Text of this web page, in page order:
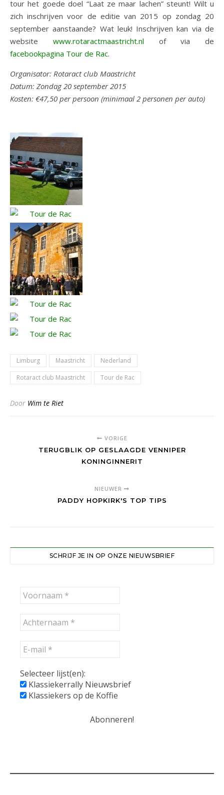
tour het goede doel “Laat ze maar lachen” steunt! Wilt u
zich inschrijven voor de editie van 2015 op zondag 20
september aanstaande? Wat leuk! Inschrijven kan via de
website www.rotaractmaastricht.nl
of via de
facebookpagina Tour de Rac.
Organisator: Rotaract club Maastricht
Datum: Zondag 20 september 2015
Kosten: €47,50 per persoon (minimaal 2 personen per auto)
Limburg Maastricht
Nederland
Rotaract club Maastricht
Tour de Rac
Door Wim te Riet
VORIGE
TERUGBLIK OP GESLAAGDE VENNIPER
KONINGINNERIT
NIEUWER
PADDY HOPKIRK'S TOP TIPS
SCHRIJF JE IN OP ONZE NIEUWSBRIEF
Selecteer lijst(en):
Klassiekerrally Nieuwsbrief
Klassiekers op de Koffie